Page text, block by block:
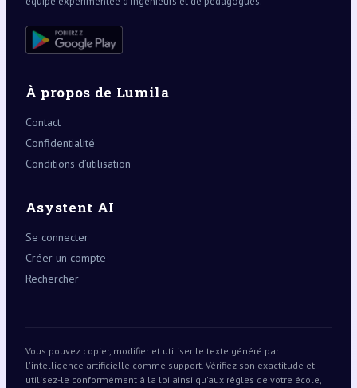
À propos de Lumila
Contact
Confidentialité
Conditions d’utilisation
Asystent AI
Se connecter
Créer un compte
Rechercher
Vous pouvez copier, modifier et utiliser le texte généré par
l'intelligence artificielle comme support. Vérifiez son exactitude et
utilisez-le conformément à la loi ainsi qu'aux règles de votre école,